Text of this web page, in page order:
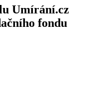
Umírání.cz
fondu